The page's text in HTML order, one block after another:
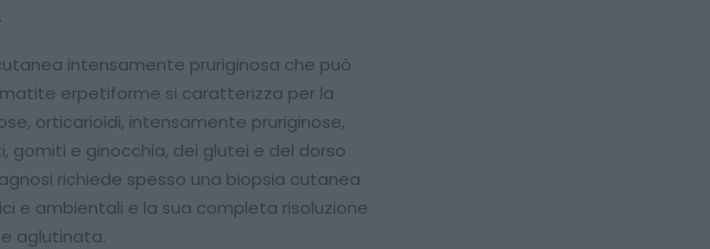
intensamente pruriginosa che può
erpetiforme si caratterizza per la
orticarioidi, intensamente pruriginose,
gomiti e ginocchia, dei glutei e del dorso
richiede spesso una biopsia cutanea
e ambientali e la sua completa risoluzione
aglutinata.